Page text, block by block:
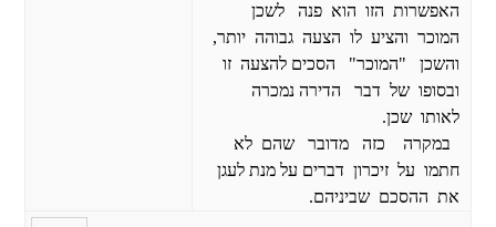
האפשרות הזו הוא פנה לשכן
המוכר והציע לו הצעה גבוהה יותר,
והשכן "המוכר" הסכים להצעה זו
ובסופו של דבר הדירה נמכרה
לאותו שכן.
במקרה כזה מדובר שהם לא
חתמו על זיכרון דברים על מנת לעגן
את ההסכם שביניהם.